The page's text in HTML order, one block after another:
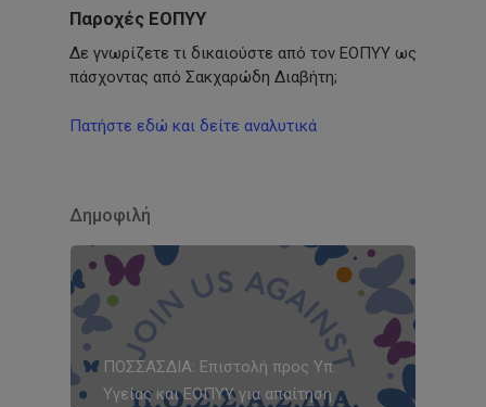
Παροχές ΕΟΠΥΥ
Δε γνωρίζετε τι δικαιούστε από τον ΕΟΠΥΥ ως
πάσχοντας από Σακχαρώδη Διαβήτη;
Πατήστε εδώ και δείτε αναλυτικά
Δημοφιλή
ΠΟΣΣΑΣΔΙΑ: Επιστολή προς Υπ.
Υγείας και ΕΟΠΥΥ για απαίτηση